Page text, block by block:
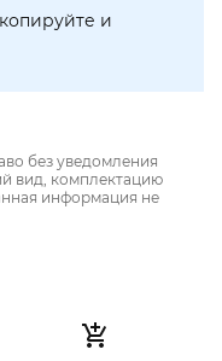
и
без уведомления
вид, комплектацию
информация не